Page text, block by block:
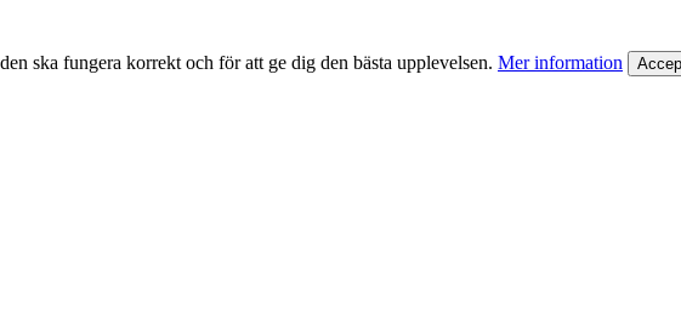
ska fungera korrekt och för att ge dig den bästa upplevelsen. Mer information